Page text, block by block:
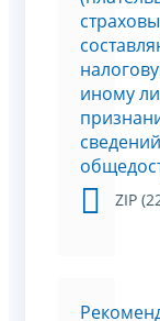
иному
сведений
ZIP